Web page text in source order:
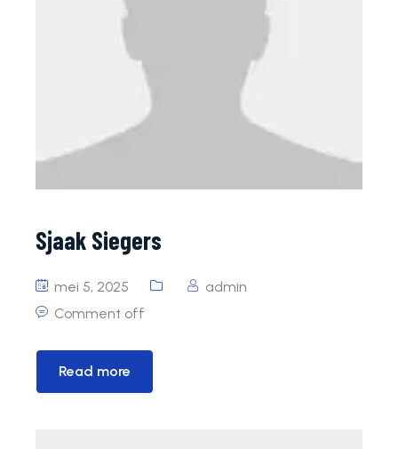
Sjaak Siegers
mei 5, 2025
admin
Comment off
Read more